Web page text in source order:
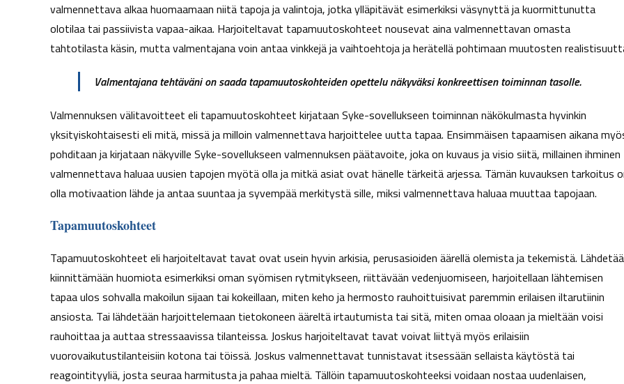
valmennettava alkaa huomaamaan niitä tapoja ja valintoja, jotka ylläpitävät esimerkiksi väsynyttä ja kuormittunutta
olotilaa tai passiivista vapaa-aikaa. Harjoiteltavat tapamuutoskohteet nousevat aina valmennettavan omasta
tahtotilasta käsin, mutta valmentajana voin antaa vinkkejä ja vaihtoehtoja ja herätellä pohtimaan muutosten
Valmentajana tehtäväni on saada tapamuutoskohteiden opettelu näkyväksi konkreettisen toiminnan tasolle.
Valmennuksen välitavoitteet eli tapamuutoskohteet kirjataan Syke-sovellukseen toiminnan näkökulmasta hyvinkin
yksityiskohtaisesti eli mitä, missä ja milloin valmennettava harjoittelee uutta tapaa. Ensimmäisen tapaamisen aikana
pohditaan ja kirjataan näkyville Syke-sovellukseen valmennuksen päätavoite, joka on kuvaus ja visio siitä, millainen ihminen
valmennettava haluaa uusien tapojen myötä olla ja mitkä asiat ovat hänelle tärkeitä arjessa. Tämän kuvauksen tarkoitus
olla motivaation lähde ja antaa suuntaa ja syvempää merkitystä sille, miksi valmennettava haluaa muuttaa tapojaan.
Tapamuutoskohteet
Tapamuutoskohteet eli harjoiteltavat tavat ovat usein hyvin arkisia, perusasioiden äärellä olemista ja tekemistä.
kiinnittämään huomiota esimerkiksi oman syömisen rytmitykseen, riittävään vedenjuomiseen, harjoitellaan lähtemisen
tapaa ulos sohvalla makoilun sijaan tai kokeillaan, miten keho ja hermosto rauhoittuisivat paremmin erilaisen iltarutiinin
ansiosta. Tai lähdetään harjoittelemaan tietokoneen ääreltä irtautumista tai sitä, miten omaa oloaan ja mieltään voisi
rauhoittaa ja auttaa stressaavissa tilanteissa. Joskus harjoiteltavat tavat voivat liittyä myös erilaisiin
vuorovaikutustilanteisiin kotona tai töissä. Joskus valmennettavat tunnistavat itsessään sellaista käytöstä tai
reagointityyliä, josta seuraa harmitusta ja pahaa mieltä. Tällöin tapamuutoskohteeksi voidaan nostaa uudenlaisen,